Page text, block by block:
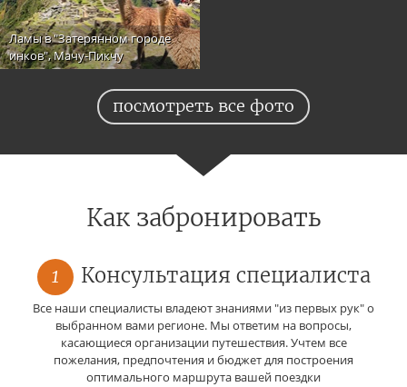
Ламы в "Затерянном городе
инков", Мачу-Пикчу
посмотреть все фото
Как забронировать
1 Консультация специалиста
Все наши специалисты владеют знаниями "из первых рук" о
выбранном вами регионе. Мы ответим на вопросы,
касающиеся организации путешествия. Учтем все
пожелания, предпочтения и бюджет для построения
оптимального маршрута вашей поездки